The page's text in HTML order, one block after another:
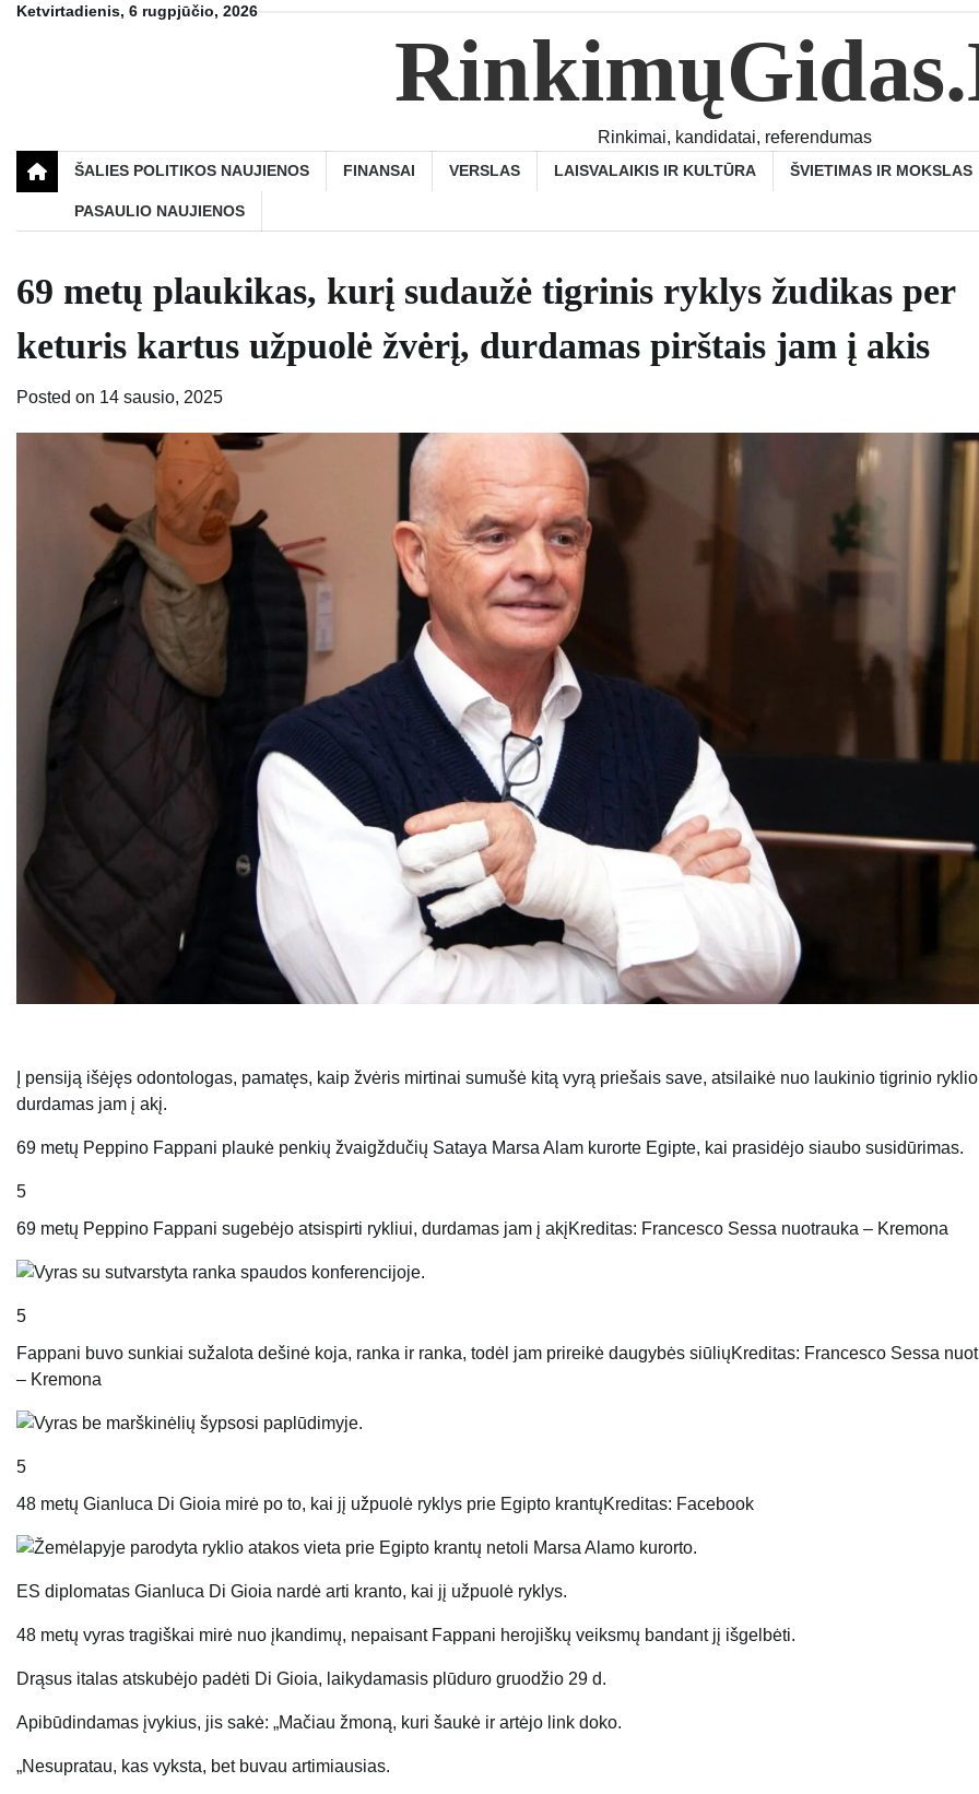
SkipKetvirtadienis, 6 rugpjūčio, 2026
Rinkimai, kandidatai, referendumas
ŠALIES POLITIKOS NAUJIENOS FINANSAI VERSLAS LAISVALAIKIS IR KULTŪRA ŠVIETIMAS IR MOKSLAS
PASAULIO NAUJIENOS
69 metų plaukikas, kurį sudaužė tigrinis ryklys žudikas per
keturis kartus užpuolė žvėrį, durdamas pirštais jam į akis
Posted on 14 sausio, 2025
Į pensiją išėjęs odontologas, pamatęs, kaip žvėris mirtinai sumušė kitą vyrą priešais save, atsilaikė nuo laukinio tigrinio
durdamas jam į akį.
69 metų Peppino Fappani plaukė penkių žvaigždučių Sataya Marsa Alam kurorte Egipte, kai prasidėjo siaubo susidūrimas.
5
69 metų Peppino Fappani sugebėjo atsispirti rykliui, durdamas jam į akįKreditas: Francesco Sessa nuotrauka – Kremona
5
Fappani buvo sunkiai sužalota dešinė koja, ranka ir ranka, todėl jam prireikė daugybės siūliųKreditas: Francesco Sessa
– Kremona
5
48 metų Gianluca Di Gioia mirė po to, kai jį užpuolė ryklys prie Egipto krantųKreditas: Facebook
ES diplomatas Gianluca Di Gioia nardė arti kranto, kai jį užpuolė ryklys.
48 metų vyras tragiškai mirė nuo įkandimų, nepaisant Fappani herojiškų veiksmų bandant jį išgelbėti.
Drąsus italas atskubėjo padėti Di Gioia, laikydamasis plūduro gruodžio 29 d.
Apibūdindamas įvykius, jis sakė: „Mačiau žmoną, kuri šaukė ir artėjo link doko.
„Nesupratau, kas vyksta, bet buvau artimiausias.